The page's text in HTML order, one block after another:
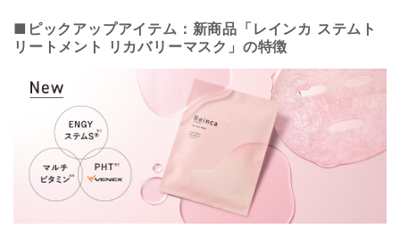
■ピックアップアイテム：新商品「レインカ ステムト
リートメント リカバリーマスク」の特徴